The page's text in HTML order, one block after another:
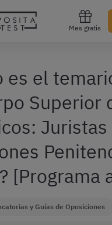
Mes gratis
Regístrate gratis
es el
Superior
Juristas
[Programa
y Guías de Oposiciones